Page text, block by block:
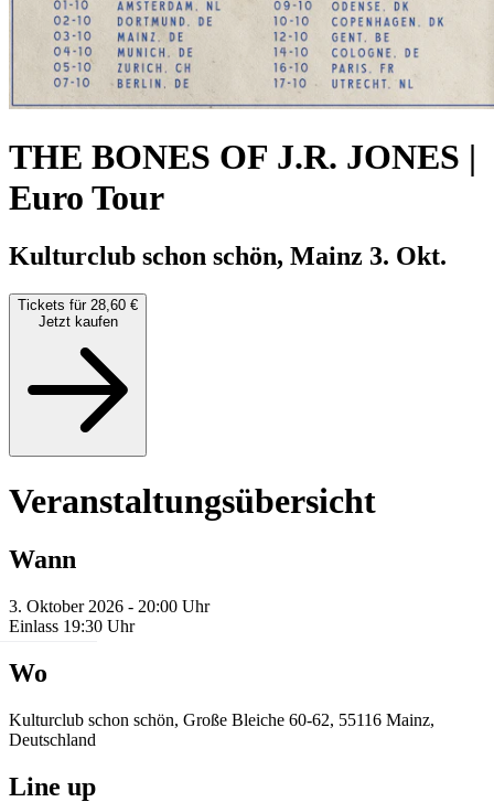
THE BONES OF J.R. JONES |
Euro Tour
Kulturclub schon schön, Mainz 3. Okt.
Tickets für 28,60 €
Jetzt kaufen
Veranstaltungsübersicht
Wann
3. Oktober 2026 - 20:00 Uhr
Einlass 19:30 Uhr
Wo
Kulturclub schon schön, Große Bleiche 60-62, 55116 Mainz,
Deutschland
Line up